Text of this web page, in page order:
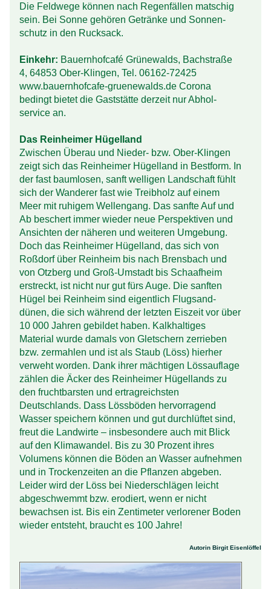
Die Feld­wege können nach Regen­fällen matschig
sein. Bei Sonne gehören Getränke und Sonnen­
schutz in den Rucksack.
Einkehr: Bauernhofcafé Grünewalds, Bachstraße
4, 64853 Ober-Klingen, Tel. 06162-72425
www.bauernhofcafe-gruenewalds.de Corona
bedingt bietet die Gast­stätte derzeit nur Abhol­
service an.
Das Reinheimer Hügelland
Zwischen Überau und Nieder- bzw. Ober-Klingen
zeigt sich das Rein­heimer Hügel­land in Best­form. In
der fast baum­losen, sanft welligen Land­schaft fühlt
sich der Wanderer fast wie Treib­holz auf einem
Meer mit ruhigem Wellen­gang. Das sanfte Auf und
Ab beschert immer wieder neue Perspektiven und
Ansichten der näheren und weiteren Umgebung.
Doch das Reinheimer Hügelland, das sich von
Roß­dorf über Rein­heim bis nach Brens­bach und
von Otz­berg und Groß-Umstadt bis Schaaf­heim
erstreckt, ist nicht nur gut fürs Auge. Die sanften
Hügel bei Rein­heim sind eigentlich Flug­sand­
dünen, die sich während der letzten Eiszeit vor über
10 000 Jahren gebildet haben. Kalk­haltiges
Material wurde damals von Gletschern zer­rieben
bzw. zer­mahlen und ist als Staub (Löss) hierher
verweht worden. Dank ihrer mächtigen Löss­auflage
zählen die Äcker des Rein­heimer Hügel­lands zu
den frucht­barsten und ertrag­reichsten
Deutschlands. Dass Lössböden hervor­ragend
Wasser speichern können und gut durchlüftet sind,
freut die Land­wirte – insbesondere auch mit Blick
auf den Klima­wandel. Bis zu 30 Prozent ihres
Volumens können die Böden an Wasser aufnehmen
und in Trocken­zeiten an die Pflanzen abgeben.
Leider wird der Löss bei Nieder­schlägen leicht
abgeschwemmt bzw. erodiert, wenn er nicht
bewachsen ist. Bis ein Zentimeter verlorener Boden
wieder entsteht, braucht es 100 Jahre!
Autorin Birgit Eisenlöffel